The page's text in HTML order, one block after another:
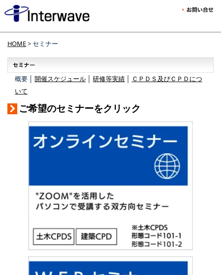
HOME> セミナー
概要 │ 開催スケジュール 研修等実績
ＣＰＤＳ及びＣＰＤにつ
いて
ご希望のセミナーをクリック